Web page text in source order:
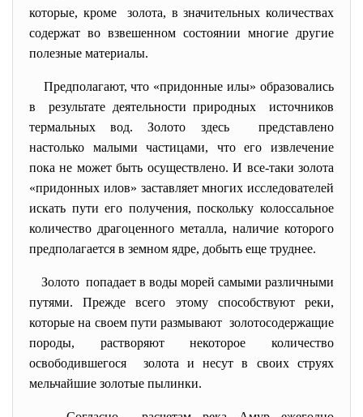
которые, кроме золота, в значительных количествах
содержат во взвешенном состоянии многие другие
полезные материалы.
Предполагают, что «придонные илы» образовались
в результате деятельности природных источников
термальных вод. Золото здесь представлено
настолько малыми частицами, что его извлечение
пока не может быть осуществлено. И все-таки золота
«придонных илов» заставляет многих исследователей
искать пути его получения, поскольку колоссальное
количество драгоценного металла, наличие которого
предполагается в земном ядре, добыть еще труднее.
Золото попадает в воды морей самыми различными
путями. Прежде всего этому способствуют реки,
которые на своем пути размывают золотосодержащие
породы, растворяют некоторое количество
освободившегося золота и несут в своих струях
мельчайшие золотые пылинки.